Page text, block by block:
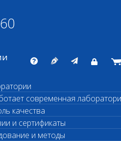
БИО
лаборатория
современная
качества
и сертификаты
и методы